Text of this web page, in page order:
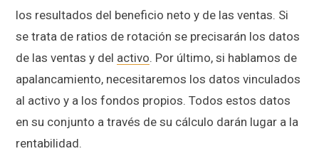
los resultados del beneficio neto y de las ventas. Si
se trata de ratios de rotación se precisarán los datos
de las ventas y del activo. Por último, si hablamos de
apalancamiento, necesitaremos los datos vinculados
al activo y a los fondos propios. Todos estos datos
en su conjunto a través de su cálculo darán lugar a la
rentabilidad.